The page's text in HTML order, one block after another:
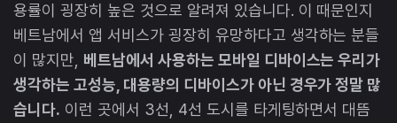
용률이 굉장히 높은 것으로 알려져 있습니다. 이 때문인지
베트남에서 앱 서비스가 굉장히 유망하다고 생각하는 분들
이 많지만, 베트남에서 사용하는 모바일 디바이스는 우리가
생각하는 고성능, 대용량의 디바이스가 아닌 경우가 정말 많
습니다. 이런 곳에서 3선, 4선 도시를 타게팅하면서 대뜸